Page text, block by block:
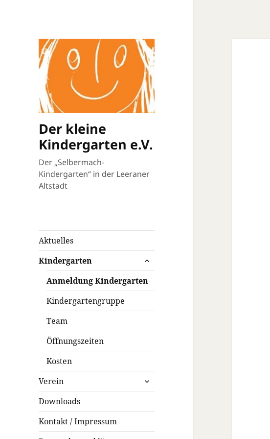
Der kleine
Kindergarten e.V.
Der „Selbermach-
Kindergarten“ in der Leeraner
Altstadt
Aktuelles
Kindergarten
untermenü
öffnen
Anmeldung Kindergarten
Kindergartengruppe
Team
Öffnungszeiten
Kosten
Verein
untermenü
öffnen
Downloads
Kontakt / Impressum